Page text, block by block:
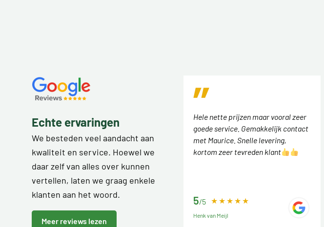
Echte ervaringen
We besteden veel aandacht aan
kwaliteit en service. Hoewel we
daar zelf van alles over kunnen
vertellen, laten we graag enkele
klanten aan het woord.
Meer reviews lezen
Hele nette prijzen maar vooral zeer
goede service. Gemakkelijk contact
met Maurice. Snelle levering,
kortom zeer tevreden klant
5/5
Henk van Meijl